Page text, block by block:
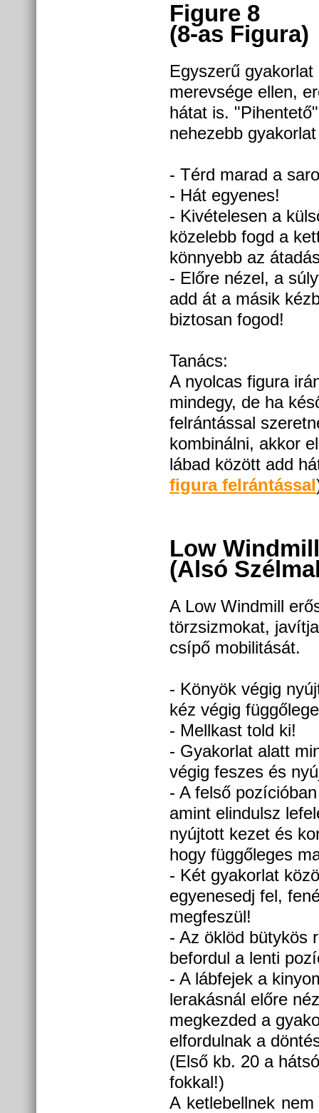
Figure 8
(8-as Figura)
Egyszerű
merevsége ellen,
hátat is.
nehezebb
- Térd marad a
- Hát egyenes!
- Kivételesen a
közelebb fogd a
könnyebb az
- Előre nézel, a
add át a másik
biztosan fogod!
Tanács:
A nyolcas figura
mindegy, de ha
felrántással
kombinálni, akkor
lábad között add
figura felrántással
Low Windmill
(Alsó
A Low Windmill
törzsizmokat,
csípő mobilitását.
- Könyök végig
kéz végig
- Mellkast told ki!
- Gyakorlat alatt
végig feszes és
- A felső
amint elindulsz
nyújtott kezet és
hogy függőleges
- Két gyakorlat
egyenesedj fel,
megfeszül!
- Az öklöd bütykös
befordul a lenti
- A lábfejek a
lerakásnál előre
megkezded a
elfordulnak a
(Első kb. 20 a
fokkal!)
A ketlebellnek